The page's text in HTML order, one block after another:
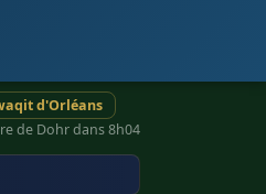
d'Orléans
de Dohr dans 8h04